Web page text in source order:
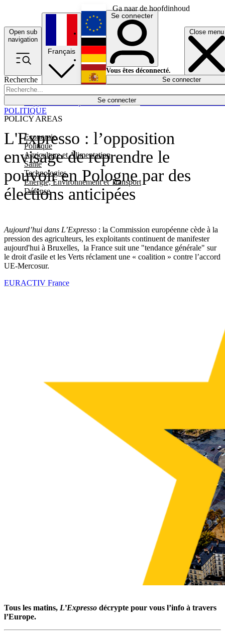
Ga naar de hoofdinhoud
Open sub
navigation
Close menu
Recherche
Se connecter
POLICY AREAS
Economie
Politique
Agriculture et Alimentation
Santé
Technologies
Energie, Environnement et Transport
Défense
Économie
Français
English
Deutsch
Español
Se connecter
Vous êtes déconnecté.
Se connecter
L'Expresso : l’opposition
envisage de reprendre le
pouvoir en Pologne par des
élections anticipées
Aujourd’hui dans L’Expresso : la Commission européenne cède à la
pression des agriculteurs, les exploitants continuent de manifester
aujourd'hui à Bruxelles, la France suit une "tendance générale" sur
le droit d'asile et les Verts réclament une « coalition » contre l’accord
UE-Mercosur.
POLITIQUE
EURACTIV France
Tous les matins, L’Expresso décrypte pour vous l’info à travers
l’Europe.